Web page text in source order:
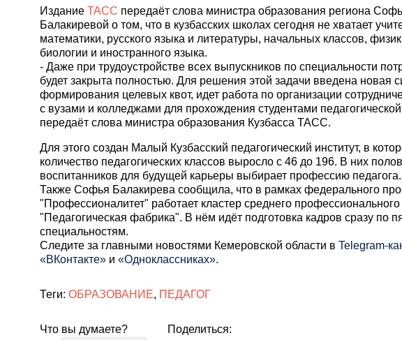
Издание ТАСС передаёт слова министра образования региона
Балакиревой о том, что в кузбасских школах сегодня не хватает
математики, русского языка и литературы, начальных классов,
биологии и иностранного языка.
- Даже при трудоустройстве всех выпускников по специальности
будет закрыта полностью. Для решения этой задачи введена новая
формирования целевых квот, идет работа по организации
с вузами и колледжами для прохождения студентами педагогической
передаёт слова министра образования Кузбасса ТАСС.
Для этого создан Малый Кузбасский педагогический институт, в
количество педагогических классов выросло с 46 до 196. В них
воспитанников для будущей карьеры выбирает профессию педагога.
Также Софья Балакирева сообщила, что в рамках федерального
"Профессионалитет" работает кластер среднего
"Педагогическая фабрика". В нём идёт подготовка кадров сразу по
специальностям.
Cледите за главными новостями Кемеровской области в Telegram-
«ВКонтакте» и «Одноклассниках».
Теги: ОБРАЗОВАНИЕ, ПЕДАГОГ
Что вы думаете? Поделиться: